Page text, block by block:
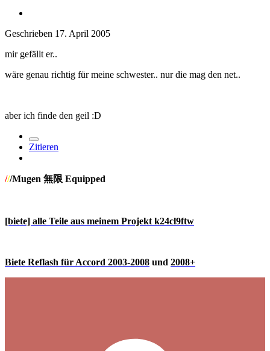
Geschrieben 17. April 2005
mir gefällt er..
wäre genau richtig für meine schwester.. nur die mag den net..
aber ich finde den geil :D
Zitieren
///Mugen 無限 Equipped
[biete] alle Teile aus meinem Projekt k24cl9ftw
Biete Reflash für Accord 2003-2008 und 2008+